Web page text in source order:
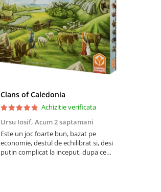
Clans of Caledonia
Achizitie verificata
Ursu Iosif, Acum 2 saptamani
Este un joc foarte bun, bazat pe
economie, destul de echilibrat si, desi
putin complicat la inceput, dupa ce